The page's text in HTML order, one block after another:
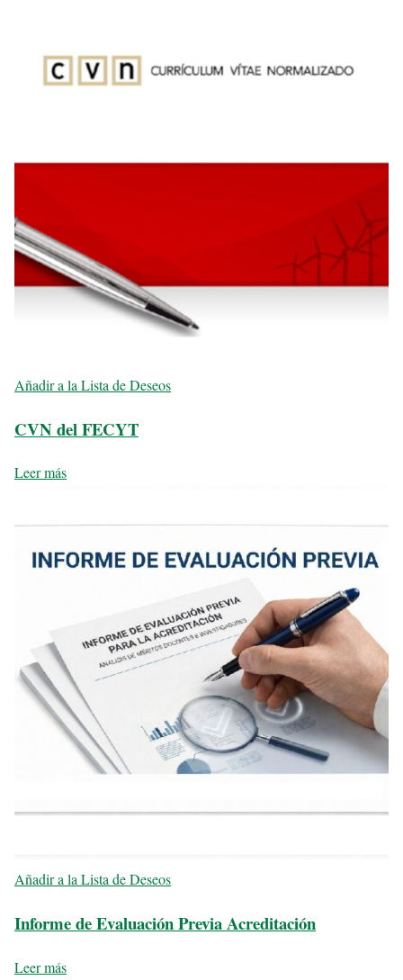
Añadir a la Lista de Deseos
CVN del FECYT
Leer más
Añadir a la Lista de Deseos
Informe de Evaluación Previa Acreditación
Leer más